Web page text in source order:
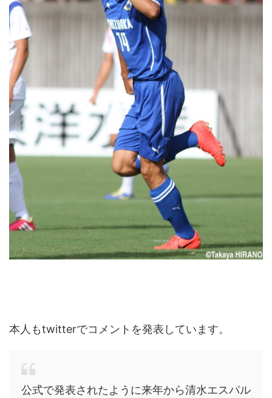
本人もtwitterでコメントを発表しています。
公式で発表されたように来年から清水エスパル